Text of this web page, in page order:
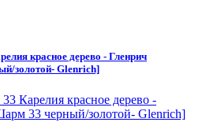
красное дерево - Гленрич
золотой- Glenrich]